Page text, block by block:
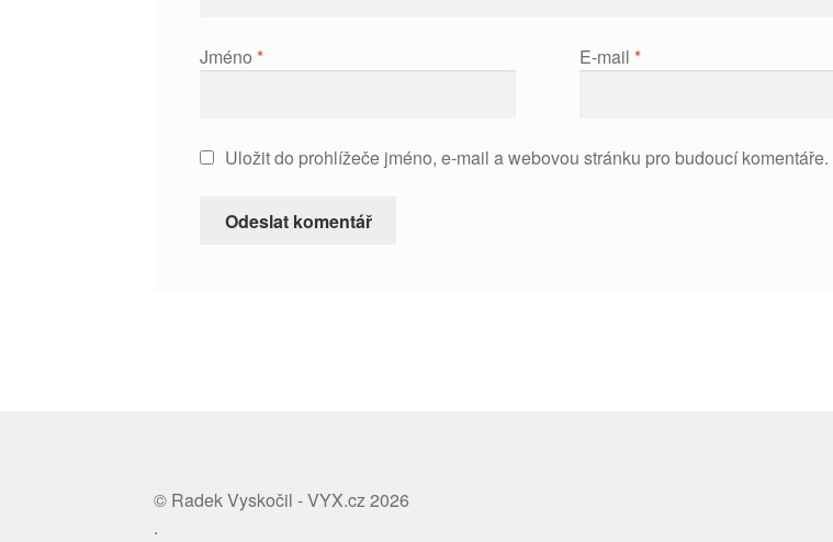
Jméno * E-mail *
Uložit do prohlížeče jméno, e-mail a webovou stránku pro budoucí komentáře.
© Radek Vyskočil - VYX.cz 2026
.